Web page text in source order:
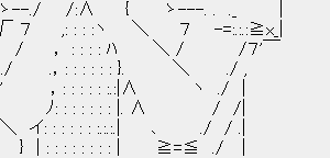
/:∧ { ゝ---. . ._ |
:ヽ ＼ ７ -=:.:.:≧x_|
: : : ﾊ ＼ / /７'￣
: : : : }. ＼ ./ ,
: : :.:|∧ ヽ ./ |
: : : : |. ∧ / /|
: : : : :.:.:.| ､ ./ / .|
: : : : | ≧=≦ ./ |